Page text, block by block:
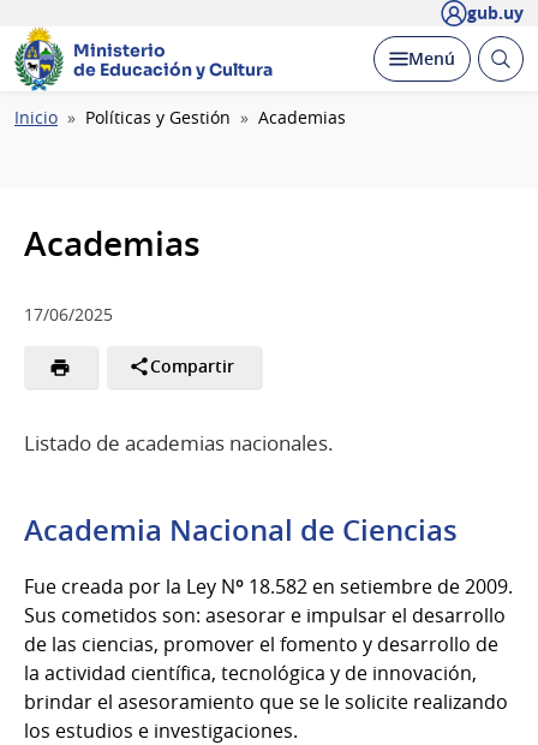
gub.uy
Ministerio
de Educación y Cultura
Desplegar
Menú Abrir
Ruta
Inicio Políticas y Gestión Academias
Academias
17/06/2025
Compartir
Listado de academias nacionales.
Academia Nacional de Ciencias
Fue creada por la Ley Nº 18.582 en setiembre de 2009.
Sus cometidos son: asesorar e impulsar el desarrollo
de las ciencias, promover el fomento y desarrollo de
la actividad científica, tecnológica y de innovación,
brindar el asesoramiento que se le solicite realizando
los estudios e investigaciones.